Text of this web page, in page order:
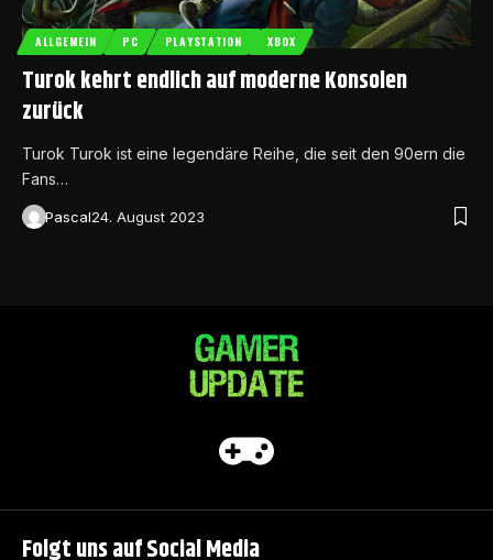
ALLGEMEIN PC PLAYSTATION XBOX
Turok kehrt endlich auf moderne Konsolen
zurück
Turok Turok ist eine legendäre Reihe, die seit den 90ern die
Fans…
Pascal24. August 2023
Folgt uns auf Social Media